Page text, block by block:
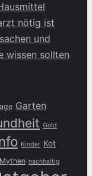
nötig ist
und
wissen sollten
Garten
Gold
Kinder Kot
Mythen nachhaltig